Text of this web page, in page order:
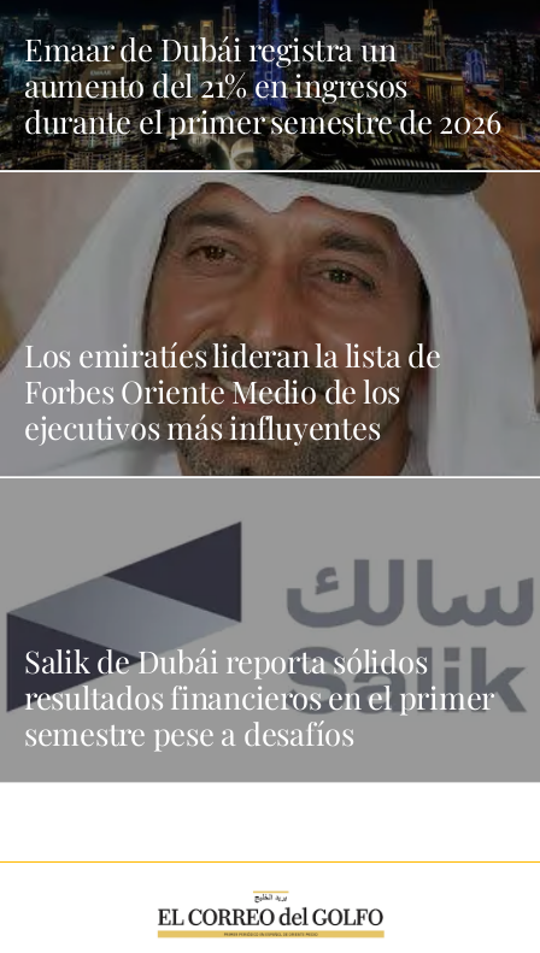
Emaar de Dubái registra un
aumento del 21% en ingresos
durante el primer semestre de 2026
Los emiratíes lideran la lista de
Forbes Oriente Medio de los
ejecutivos más influyentes
Salik de Dubái reporta sólidos
resultados financieros en el primer
semestre pese a desafíos